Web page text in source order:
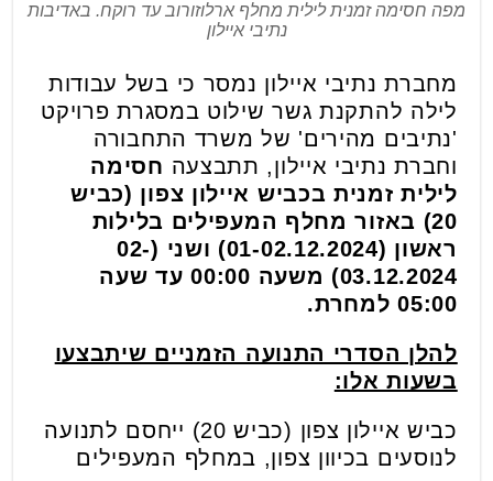
מפה חסימה זמנית לילית מחלף ארלוזורוב עד רוקח. באדיבות
נתיבי איילון
מחברת נתיבי איילון נמסר כי בשל עבודות
לילה להתקנת גשר שילוט במסגרת פרויקט
'נתיבים מהירים' של משרד התחבורה
וחברת נתיבי איילון, תתבצעה חסימה
לילית זמנית בכביש איילון צפון (כביש
20) באזור מחלף המעפילים בלילות
ראשון (01-02.12.2024) ושני (02-
03.12.2024) משעה 00:00 עד שעה
05:00 למחרת
.
להלן הסדרי התנועה הזמניים שיתבצעו
בשעות אלו:
כביש איילון צפון (כביש 20) ייחסם לתנועה
לנוסעים בכיוון צפון, במחלף המעפילים